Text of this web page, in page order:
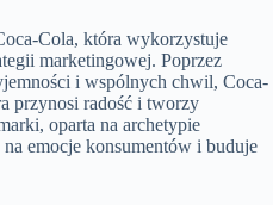
Cola, która wykorzystuje
marketingowej. Poprzez
i wspólnych chwil, Coca-
przynosi radość i tworzy
oparta na archetypie
emocje konsumentów i buduje